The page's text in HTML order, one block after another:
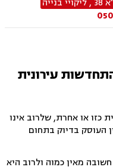
משפט מסחרי,
מתמשך, דיני משפה.
עורך דין התחדשות עירונית
כזו או אחרת, שלרוב אינו
העוסק בדיוק בתחום
מאין כמוה ולרוב היא